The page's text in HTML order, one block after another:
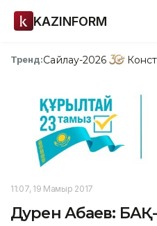
KAZINFORM
Тренд:Сайлау-2026
11:07, 19 Мамыр 2017
Дәурен Абаев: